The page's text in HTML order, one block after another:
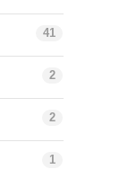
41
2
2
1